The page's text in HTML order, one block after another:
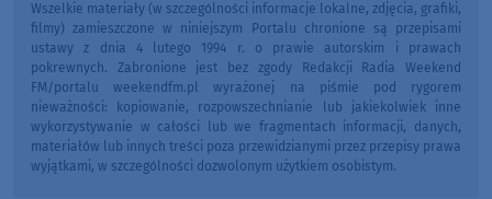
Wszelkie materiały (w szczególności informacje lokalne, zdjęcia, grafiki,
filmy) zamieszczone w niniejszym Portalu chronione są przepisami
ustawy z dnia 4 lutego 1994 r. o prawie autorskim i prawach
pokrewnych. Zabronione jest bez zgody Redakcji Radia Weekend
FM/portalu weekendfm.pl wyrażonej na piśmie pod rygorem
nieważności: kopiowanie, rozpowszechnianie lub jakiekolwiek inne
wykorzystywanie w całości lub we fragmentach informacji, danych,
materiałów lub innych treści poza przewidzianymi przez przepisy prawa
wyjątkami, w szczególności dozwolonym użytkiem osobistym.